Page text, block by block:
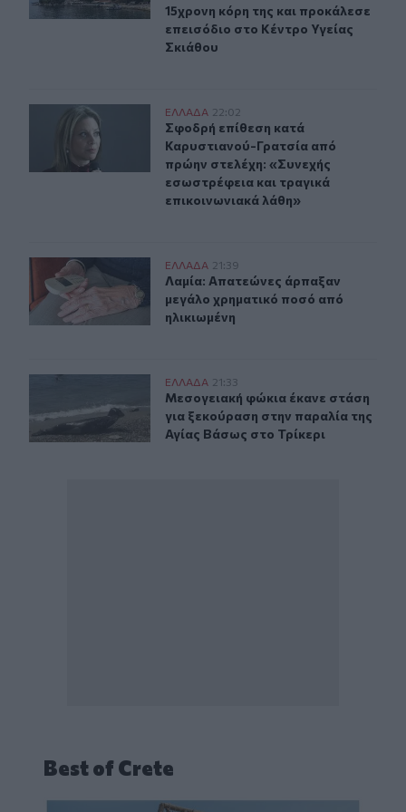
15χρονη κόρη της και προκάλεσε
επεισόδιο στο Κέντρο Υγείας
Σκιάθου
Σφοδρή επίθεση κατά Καρυστιανού-Γρατσία από
ΕΛΛAΔΑ 22:02
Σφοδρή επίθεση κατά
Σφοδρή επίθεση κατά
Καρυστιανού-Γρατσία από
πρώην στελέχη: «Συνεχής
εσωστρέφεια και τραγικά
επικοινωνιακά λάθη»
Λαμία: Απατεώνες άρπαξαν μεγάλο χρηματικό ποσό
ΕΛΛAΔΑ 21:39
Λαμία: Απατεώνες άρπαξαν μεγάλο
Λαμία: Απατεώνες άρπαξαν
μεγάλο χρηματικό ποσό από
ηλικιωμένη
Μεσογειακή φώκια έκανε στάση για ξεκούραση στην
ΕΛΛAΔΑ 21:33
Μεσογειακή φώκια έκανε στάση
Μεσογειακή φώκια έκανε στάση
για ξεκούραση στην παραλία της
Αγίας Βάσως στο Τρίκερι
Best of Crete